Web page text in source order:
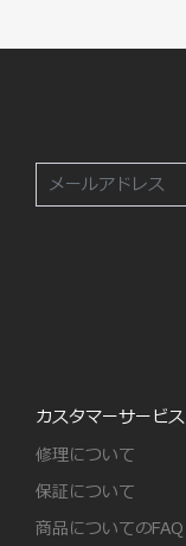
カスタマーサービス
修理について
保証について
商品についてのFAQ